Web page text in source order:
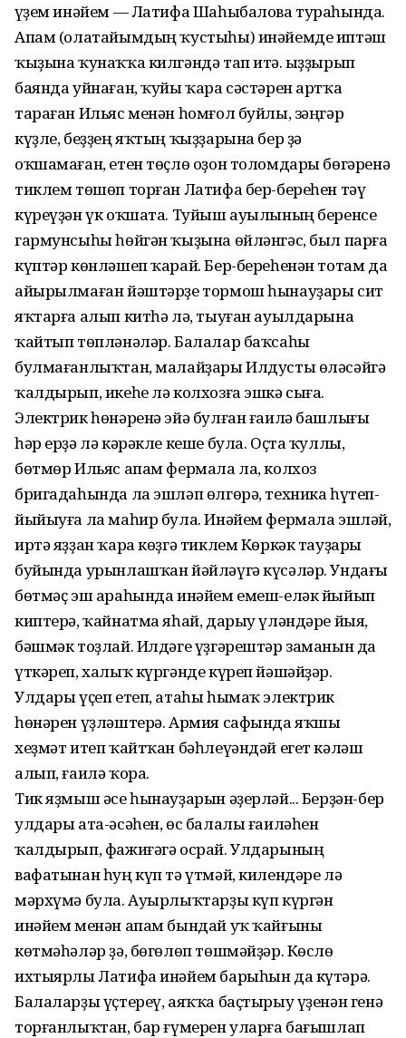
Һүҙем инәйем — Латифа Шаһыбалова тураһында.
Апам (олатайымдың ҡустыһы) инәйемде иптәш
ҡыҙына ҡунаҡҡа килгәндә тап итә. Һыҙҙырып
баянда уйнаған, ҡуйы ҡара сәстәрен артҡа
тараған Ильяс менән һомғол буйлы, зәңгәр
күҙле, беҙҙең яҡтың ҡыҙҙарына бер ҙә
оҡшамаған, етен төҫлө оҙон толомдары бөгәренә
тиклем төшөп торған Латифа бер-береһен тәү
күреүҙән үк оҡшата. Туйыш ауылының беренсе
гармунсыһы һөйгән ҡыҙына өйләнгәс, был парға
күптәр көнләшеп ҡарай. Бер-береһенән тотам да
айырылмаған йәштәрҙе тормош һынауҙары сит
яҡтарға алып китһә лә, тыуған ауылдарына
ҡайтып төпләнәләр. Балалар баҡсаһы
булмағанлыҡтан, малайҙары Илдусты өләсәйгә
ҡалдырып, икеһе лә колхозға эшкә сыға.
Электрик һөнәренә эйә булған ғаилә башлығы
һәр ерҙә лә кәрәкле кеше була. Оҫта ҡуллы,
бөтмөр Ильяс апам фермала ла, колхоз
бригадаһында ла эшләп өлгөрә, техника һүтеп-
йыйыуға ла маһир була. Инәйем фермала эшләй,
иртә яҙҙан ҡара көҙгә тиклем Көркәк тауҙары
буйында урынлашҡан йәйләүгә күсәләр. Ундағы
бөтмәҫ эш араһында инәйем емеш-еләк йыйып
киптерә, ҡайнатма яһай, дарыу үләндәре йыя,
бәшмәк тоҙлай. Илдәге үҙгәрештәр заманын да
үткәреп, халыҡ күргәнде күреп йәшәйҙәр.
Улдары үҫеп етеп, атаһы һымаҡ электрик
һөнәрен үҙләштерә. Армия сафында яҡшы
хеҙмәт итеп ҡайтҡан бәһлеүәндәй егет кәләш
алып, ғаилә ҡора.
Тик яҙмыш әсе һынауҙарын әҙерләй... Берҙән-бер
улдары ата-әсәһен, өс балалы ғаиләһен
ҡалдырып, фажиғәгә осрай. Улдарының
вафатынан һуң күп тә үтмәй, килендәре лә
мәрхүмә була. Ауырлыҡтарҙы күп күргән
инәйем менән апам бындай уҡ ҡайғыны
көтмәһәләр ҙә, бөгөлөп төшмәйҙәр. Көслө
ихтыярлы Латифа инәйем барыһын да күтәрә.
Балаларҙы үҫтереү, аяҡҡа баҫтырыу үҙенән генә
торғанлыҡтан, бар ғүмерен уларға бағышлап